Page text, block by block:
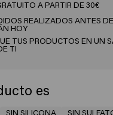
A PARTIR DE 30€
REALIZADOS ANTES
HOY
TUS PRODUCTOS EN UN
TI
es
SIN SILICONA SIN